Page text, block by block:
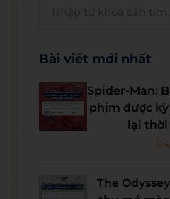
Bài viết mới nhất
Spider-Man:
phim được
lại
The